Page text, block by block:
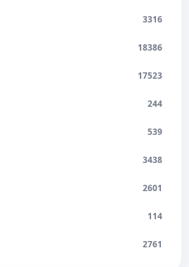
3316
18386
17523
244
539
3438
2601
114
2761